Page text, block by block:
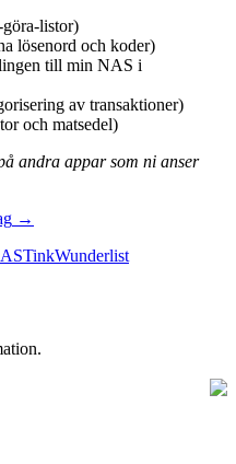
göra-listor)
lösenord och koder)
till min NAS i
av transaktioner)
och matsedel)
andra appar som ni anser
→
TinkWunderlist